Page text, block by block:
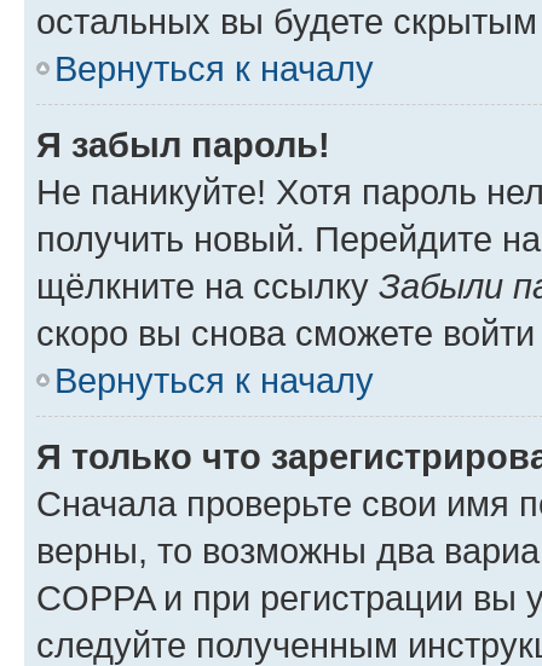
остальных вы будете
Вернуться к началу
Я забыл пароль!
Не паникуйте! Хотя пароль
получить новый. Перейдите
щёлкните на ссылку Забыли
скоро вы снова сможете
Вернуться к началу
Я только что
Сначала проверьте свои имя
верны, то возможны два
COPPA и при регистрации вы
следуйте полученным